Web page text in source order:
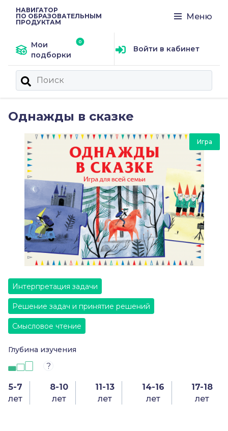
НАВИГАТОР
ПО ОБРАЗОВАТЕЛЬНЫМ
ПРОДУКТАМ
Меню
Мои
подборки
Войти в кабинет
Однажды в сказке
Игра
Интерпретация задачи
Решение задач и принятие решений
Смысловое чтение
Глубина изучения
?
5-7
лет
8-10
лет
11-13
лет
14-16
лет
17-18
лет